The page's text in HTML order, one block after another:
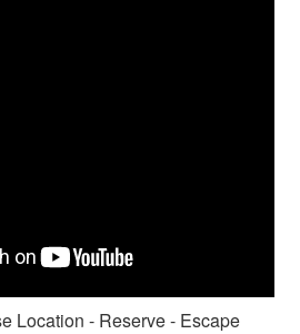
Location - Reserve - Escape